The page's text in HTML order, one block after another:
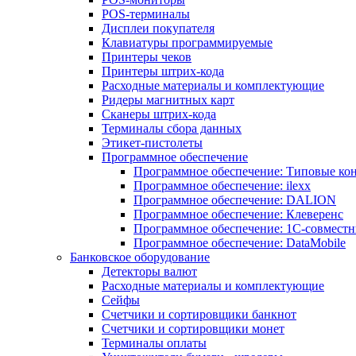
POS-терминалы
Дисплеи покупателя
Клавиатуры программируемые
Принтеры чеков
Принтеры штрих-кода
Расходные материалы и комплектующие
Ридеры магнитных карт
Сканеры штрих-кода
Терминалы сбора данных
Этикет-пистолеты
Программное обеспечение
Программное обеспечение: Типовые
Программное обеспечение: ilexx
Программное обеспечение: DALION
Программное обеспечение: Клеверенс
Программное обеспечение: 1С-
Программное обеспечение: DataMobile
Банковское оборудование
Детекторы валют
Расходные материалы и комплектующие
Сейфы
Счетчики и сортировщики банкнот
Счетчики и сортировщики монет
Терминалы оплаты